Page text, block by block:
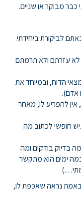
כבר מבוקר או שניים.
לביקורת ביחידתי.
עזרתם ולא תרמתם
הדוח, ובמיוחד את
אדם).
להפריע לו, מאחר
חופשי לכתוב מה
בדיוק בודקים ומה
ימים הוא מתקשר
נראה שאכפת לו,